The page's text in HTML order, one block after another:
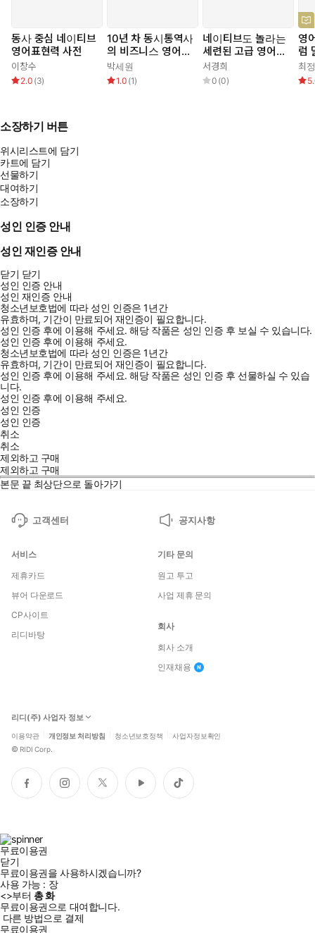
동사 중심 네이티브
영어표현력 사전
이창수
2.0 (3)
10년 차 동시통역사
의 비즈니스 영어
실전 가이드
박세원
1.0 (1)
네이티브도 놀라는
세련된 고급 영어
표현
서경희
0 (0)
영
럼
최
소장하기 버튼
위시리스트에 담기
카트에 담기
선물하기
대여하기
소장하기
성인 인증 안내
성인 재인증 안내
닫기 닫기
성인 인증 안내
성인 재인증 안내
청소년보호법에 따라 성인 인증은 1년간
유효하며, 기간이 만료되어 재인증이 필요합니다.
성인 인증 후에 이용해 주세요.해당 작품은 성인 인증 후 보실 수 있습니다.
성인 인증 후에 이용해 주세요.
청소년보호법에 따라 성인 인증은 1년간
유효하며, 기간이 만료되어 재인증이 필요합니다.
성인 인증 후에 이용해 주세요.해당 작품은 성인 인증 후 선물하실 수 있습
니다.
성인 인증 후에 이용해 주세요.
성인 인증
성인 인증
취소
취소
제외하고 구매
제외하고 구매
본문 끝 최상단으로 돌아가기
고객센터 공지사항
서비스
제휴카드
뷰어 다운로드
CP사이트
리디바탕
기타 문의
원고 투고
사업 제휴 문의
회사
회사 소개
인재채용
리디(주) 사업자 정보
이용약관 개인정보 처리방침 청소년보호정책 사업자정보확인
© RIDI Corp.
페
이
인
스
트
위
유
튜
틱
톡
무료이용권
닫기
무료이용권을 사용하시겠습니까?
사용 가능 : 장
<>부터 총화
무료이용권으로 대여합니다.
다른 방법으로 결제
무료이용권